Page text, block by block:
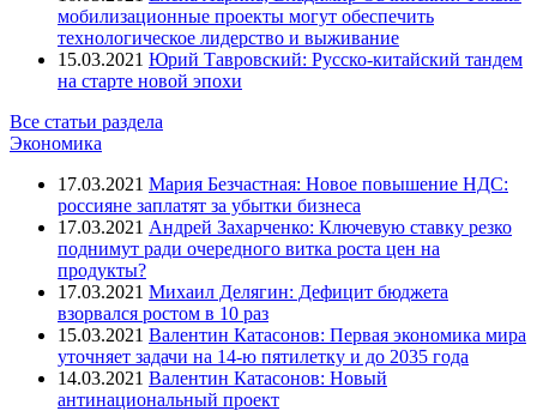
мобилизационные проекты могут обеспечить
технологическое лидерство и выживание
15.03.2021 Юрий Тавровский: Русско-китайский тандем
на старте новой эпохи
Все статьи раздела
Экономика
17.03.2021 Мария Безчастная: Новое повышение НДС:
россияне заплатят за убытки бизнеса
17.03.2021 Андрей Захарченко: Ключевую ставку резко
поднимут ради очередного витка роста цен на
продукты?
17.03.2021 Михаил Делягин: Дефицит бюджета
взорвался ростом в 10 раз
15.03.2021 Валентин Катасонов: Первая экономика мира
уточняет задачи на 14-ю пятилетку и до 2035 года
14.03.2021 Валентин Катасонов: Новый
антинациональный проект